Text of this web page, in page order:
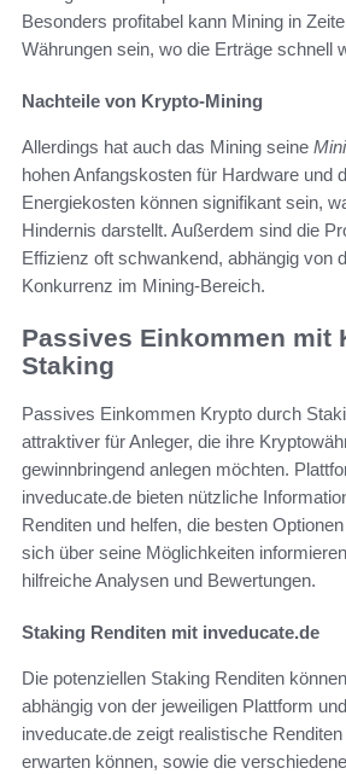
Besonders profitabel kann Mining in
Währungen sein, wo die Erträge schnell
Nachteile von Krypto-Mining
Allerdings hat auch das Mining seine
hohen Anfangskosten für Hardware und
Energiekosten können signifikant sein,
Hindernis darstellt. Außerdem sind die
Effizienz oft schwankend, abhängig von
Konkurrenz im Mining-Bereich.
Passives Einkommen mit
Staking
Passives Einkommen Krypto durch
attraktiver für Anleger, die ihre
gewinnbringend anlegen möchten.
inveducate.de bieten nützliche
Renditen und helfen, die besten
sich über seine Möglichkeiten
hilfreiche Analysen und Bewertungen.
Staking Renditen mit inveducate.de
Die potenziellen Staking Renditen
abhängig von der jeweiligen Plattform
inveducate.de zeigt realistische
erwarten können, sowie die